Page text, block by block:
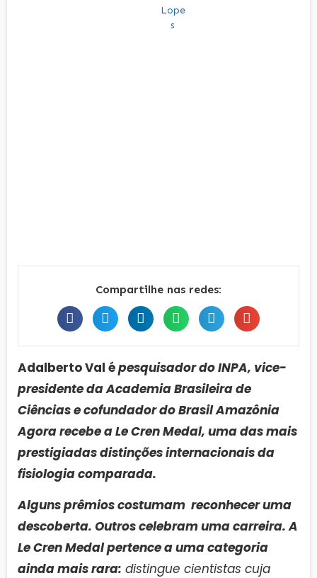
Compartilhe nas redes:
Adalberto Val épesquisador do INPA, vice-
presidente da Academia Brasileira de
Ciências e cofundador do Brasil Amazônia
Agora recebe a Le Cren Medal, uma das mais
prestigiadas distinções internacionais da
fisiologia comparada.
Alguns prêmios costumam reconhecer uma
descoberta. Outros celebram uma carreira. A
Le Cren Medal pertence a uma categoria
ainda mais rara: distingue cientistas cuja